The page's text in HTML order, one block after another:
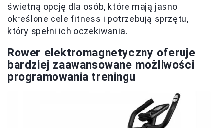
świetną opcję dla osób, które mają jasno
określone cele fitness i potrzebują sprzętu,
który spełni ich oczekiwania.
Rower elektromagnetyczny oferuje
bardziej zaawansowane możliwości
programowania treningu